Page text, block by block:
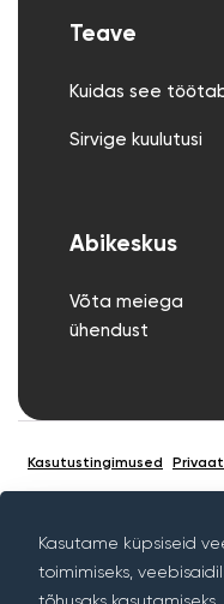
Kasutame küpsiseid
toimimiseks,
Teave
Kuidas see
Sirvige kuulutusi
Abikeskus
Võta meiega
ühendust
Kasutustingimused
© Autoriõigus Rentif